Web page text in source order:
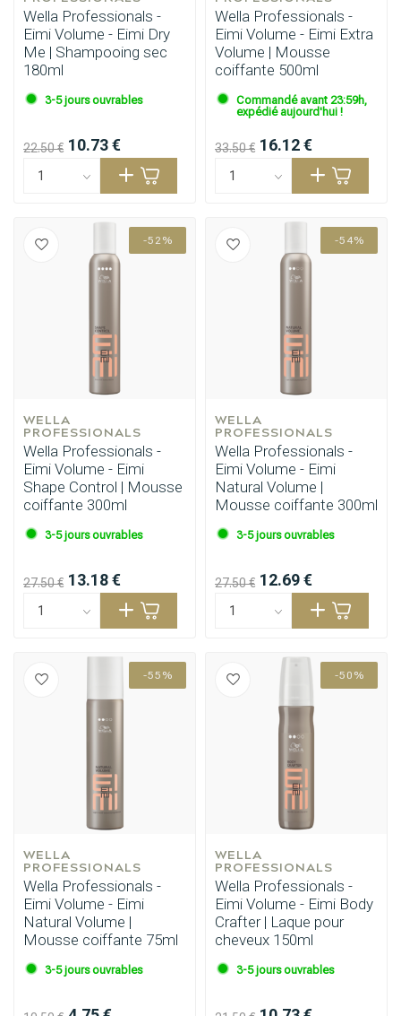
Permanente CombiDeals
Wella Professionals -
Eimi Volume - Eimi Dry
Me | Shampooing sec
180ml
3-5 jours ouvrables
22.50 € 10.73 €
Wella Professionals -
Eimi Volume - Eimi Extra
Volume | Mousse
coiffante 500ml
Commandé avant 23:59h,
expédié aujourd'hui !
33.50 € 16.12 €
-52%
WELLA
PROFESSIONALS
Wella Professionals -
Eimi Volume - Eimi
Shape Control | Mousse
coiffante 300ml
3-5 jours ouvrables
27.50 € 13.18 €
-54%
WELLA
PROFESSIONALS
Wella Professionals -
Eimi Volume - Eimi
Natural Volume |
Mousse coiffante 300ml
3-5 jours ouvrables
27.50 € 12.69 €
-55%
WELLA
PROFESSIONALS
Wella Professionals -
Eimi Volume - Eimi
Natural Volume |
Mousse coiffante 75ml
3-5 jours ouvrables
-50%
WELLA
PROFESSIONALS
Wella Professionals -
Eimi Volume - Eimi Body
Crafter | Laque pour
cheveux 150ml
3-5 jours ouvrables